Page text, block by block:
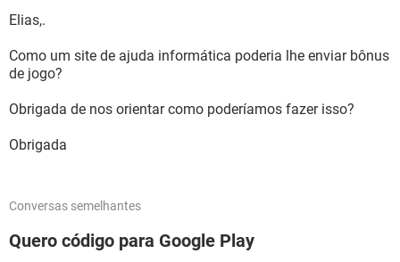
Elias,.
Como um site de ajuda informática poderia lhe enviar bônus
de jogo?
Obrigada de nos orientar como poderíamos fazer isso?
Obrigada
Conversas semelhantes
Quero código para Google Play